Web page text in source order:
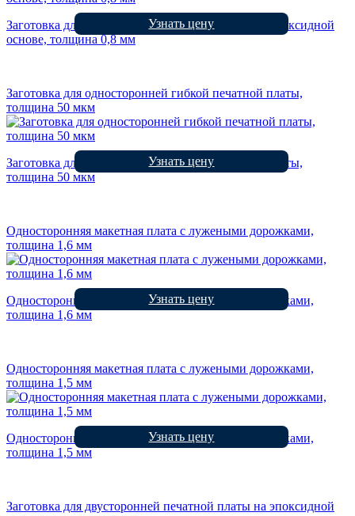
Заготовка для двусторонней печатной платы на эпоксидной
основе, толщина 0,8 мм
Узнать цену
Заготовка для односторонней гибкой печатной платы,
толщина 50 мкм
Заготовка для односторонней гибкой печатной платы,
толщина 50 мкм
Узнать цену
Односторонняя макетная плата с лужеными дорожками,
толщина 1,6 мм
Односторонняя макетная плата с лужеными дорожками,
толщина 1,6 мм
Узнать цену
Односторонняя макетная плата с лужеными дорожками,
толщина 1,5 мм
Односторонняя макетная плата с лужеными дорожками,
толщина 1,5 мм
Узнать цену
Заготовка для двусторонней печатной платы на эпоксидной